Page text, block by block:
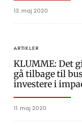
13. maj 2020
ARTIKLER
KLUMME: Det
gå tilbage til
investere i
11. maj 2020